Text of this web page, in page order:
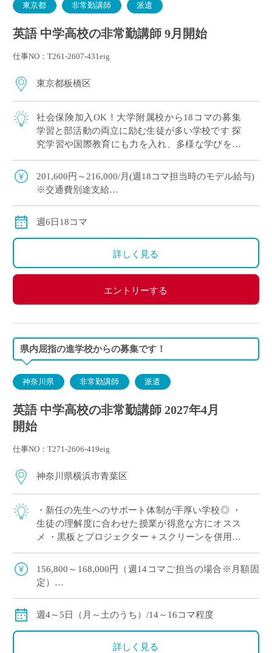
東京都 非常勤講師 派遣
英語 中学高校の非常勤講師 9月開始
仕事NO：T261-2607-431eig
東京都板橋区
社会保険加入OK！大学附属校から18コマの募集
学習と部活動の両立に励む生徒が多い学校です 探
究学習や国際教育にも力を入れ、多様な学びを大
たい” &# […]
201,600円～216,000/月(週18コマ担当時のモデル給与)
※交通費別途支給
週6日18コマ
詳しく見る
エントリーする
県内屈指の進学校からの募集です！
神奈川県 非常勤講師 派遣
英語 中学高校の非常勤講師 2027年4月
開始
仕事NO：T271-2606-419eig
神奈川県横浜市青葉区
・新任の先生へのサポート体制が手厚い学校◎ ・
生徒の理解度に合わせた授業が得意な方にオスス
メ ・黒板とプロジェクター＋スクリーンを併用し
務中！ ＜こんな方からのご応募 […]
156,800～168,000円（週14コマご担当の場合※月額固
定）
定）
ご指導経験により決定
週4～5日（月～土のうち）/14～16コマ程度
詳しく見る